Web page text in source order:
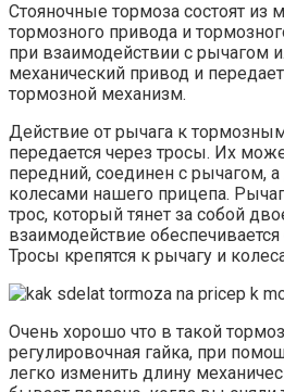
Стояночные тормоза состоят из
тормозного привода и
при взаимодействии с рычагом
механический привод и
тормозной механизм.
Действие от рычага к
передается через тросы. Их
передний, соединен с рычагом,
колесами нашего прицепа.
трос, который тянет за собой
взаимодействие
Тросы крепятся к рычагу и
Очень хорошо что в такой
регулировочная гайка, при
легко изменить длину